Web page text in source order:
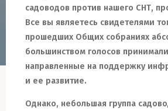
садоводов против нашего СНТ,
Все вы являетесь свидетелями
прошедших Общих собраниях
большинством голосов
направленные на поддержку
и ее развитие.
Однако, небольшая группа